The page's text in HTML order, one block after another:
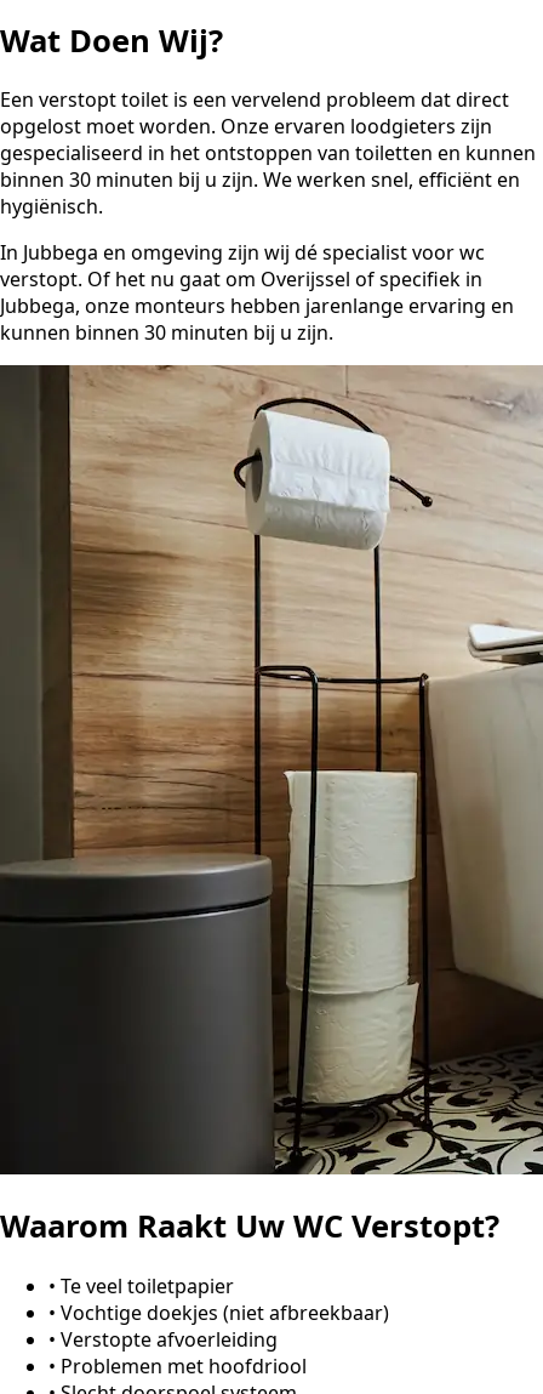
Wat Doen Wij?
Een verstopt toilet is een vervelend probleem dat direct
opgelost moet worden. Onze ervaren loodgieters zijn
gespecialiseerd in het ontstoppen van toiletten en kunnen
binnen 30 minuten bij u zijn. We werken snel, efficiënt en
hygiënisch.
In Jubbega en omgeving zijn wij dé specialist voor wc
verstopt. Of het nu gaat om Overijssel of specifiek in
Jubbega, onze monteurs hebben jarenlange ervaring en
kunnen binnen 30 minuten bij u zijn.
Waarom Raakt Uw WC Verstopt?
• Te veel toiletpapier
• Vochtige doekjes (niet afbreekbaar)
• Verstopte afvoerleiding
• Problemen met hoofdriool